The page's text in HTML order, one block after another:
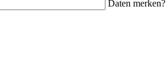
Daten merken?